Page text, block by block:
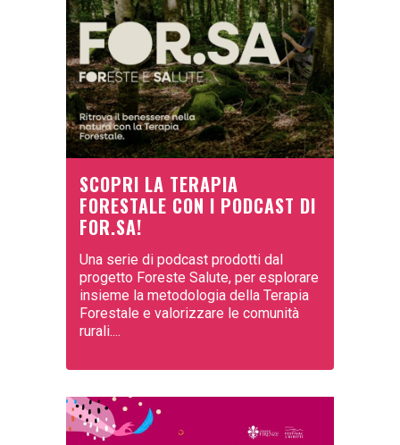
SCOPRI LA TERAPIA
FORESTALE CON I PODCAST DI
FOR.SA!
Una serie di podcast prodotti dal
progetto Foreste Salute, per esplorare
insieme la metodologia della Terapia
Forestale e valorizzare le comunità
rurali....